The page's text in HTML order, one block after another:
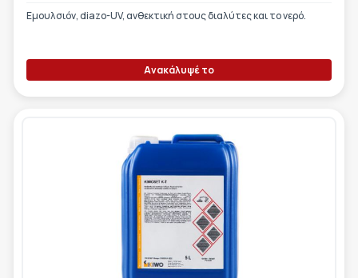
Εμουλσιόν, diazo-UV, ανθεκτική στους διαλύτες και το νερό.
Ανακάλυψέ το